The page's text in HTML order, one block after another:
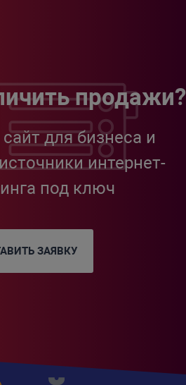
продажи?
для бизнеса и
интернет-
под ключ
ЗАЯВКУ